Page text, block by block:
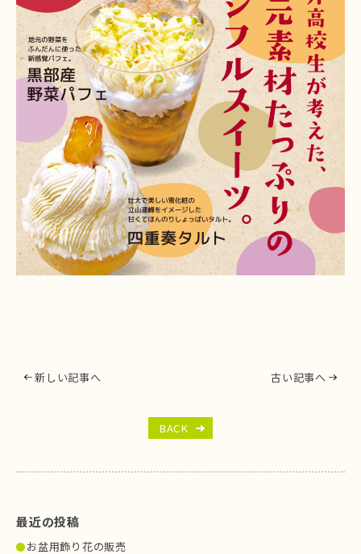
新しい記事へ 古い記事へ
BACK
最近の投稿
お盆用飾り花の販売